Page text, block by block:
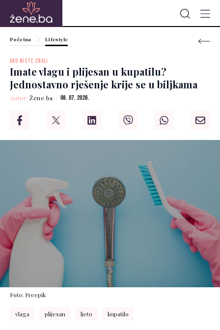
Početna Lifestyle
AKO NISTE ZNALI
Imate vlagu i plijesan u kupatilu?
Jednostavno rješenje krije se u biljkama
Autor:Žene.ba 08. 07. 2026.
Foto: Freepik
vlaga plijesan ljeto kupatilo